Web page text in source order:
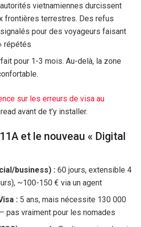
vietnamiennes durcissent
frontières terrestres. Des refus
pour des voyageurs faisant
répétés
pour 1-3 mois. Au-delà, la zone
sur les erreurs de visa au
avant de t’y installer.
et le nouveau « Digital
business) : 60 jours, extensible 4
), ~100-150 € via un agent
: 5 ans, mais nécessite 130 000
pas vraiment pour les nomades